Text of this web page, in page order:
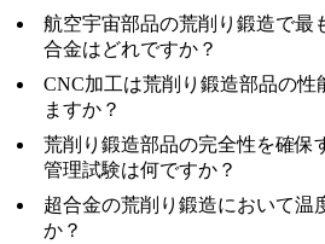
航空宇宙部品の荒削り鍛造で最
合金はどれですか？
CNC加工は荒削り鍛造部品の
ますか？
荒削り鍛造部品の完全性を確保
管理試験は何ですか？
超合金の荒削り鍛造において温
か？